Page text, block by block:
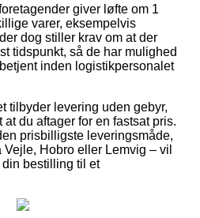
giver løfte om 1
varer, eksempelvis
dog stiller krav om at der
tidspunkt, så de har mulighed
inden logistikpersonalet
tilbyder levering uden gebyr,
du aftager for en fastsat pris.
prisbilligste leveringsmåde,
Hobro eller Lemvig – vil
bestilling til et